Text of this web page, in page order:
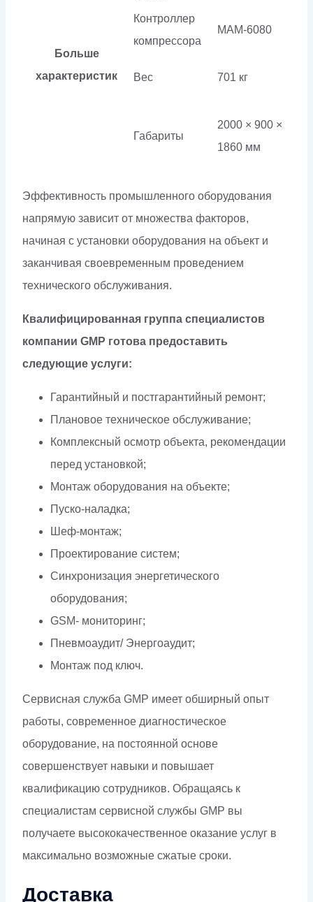
Больше
характеристик
Контроллер
компрессора
МАМ-6080
Вес 701 кг
Габариты
2000 × 900 ×
1860 мм
Эффективность промышленного оборудования
напрямую зависит от множества факторов,
начиная с установки оборудования на объект и
заканчивая своевременным проведением
технического обслуживания.
Квалифицированная группа специалистов
компании GMP готова предоставить
следующие услуги:
Гарантийный и постгарантийный ремонт;
Плановое техническое обслуживание;
Комплексный осмотр объекта, рекомендации
перед установкой;
Монтаж оборудования на объекте;
Пуско-наладка;
Шеф-монтаж;
Проектирование систем;
Синхронизация энергетического
оборудования;
GSM- мониторинг;
Пневмоаудит/ Энергоаудит;
Монтаж под ключ.
Сервисная служба GMP имеет обширный опыт
работы, современное диагностическое
оборудование, на постоянной основе
совершенствует навыки и повышает
квалификацию сотрудников. Обращаясь к
специалистам сервисной службы GMP вы
получаете высококачественное оказание услуг в
максимально возможные сжатые сроки.
Доставка